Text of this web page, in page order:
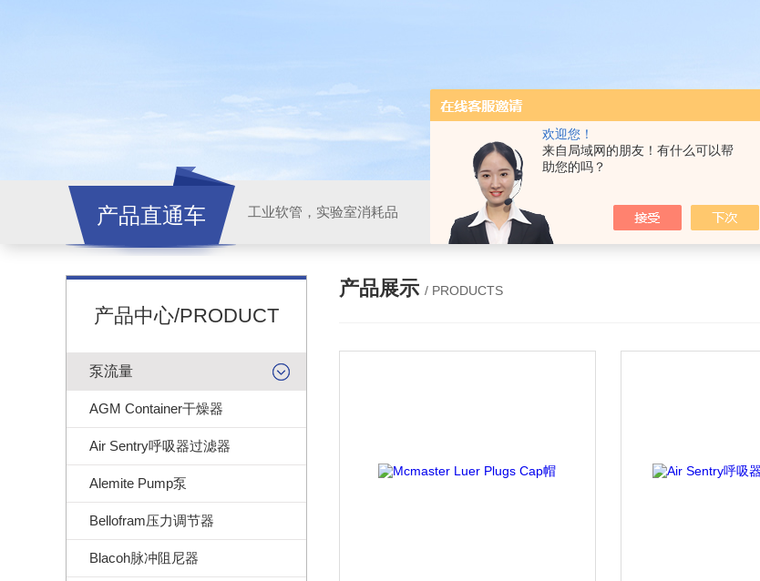
欢迎您！
来自局域网的朋友！有什么可以帮
助您的吗？
产品直通车 工业软管，实验室消耗品
产品中心/PRODUCT
泵流量
AGM Container干燥器
Air Sentry呼吸器过滤器
Alemite Pump泵
Bellofram压力调节器
Blacoh脉冲阻尼器
产品展示 / PRODUCTS